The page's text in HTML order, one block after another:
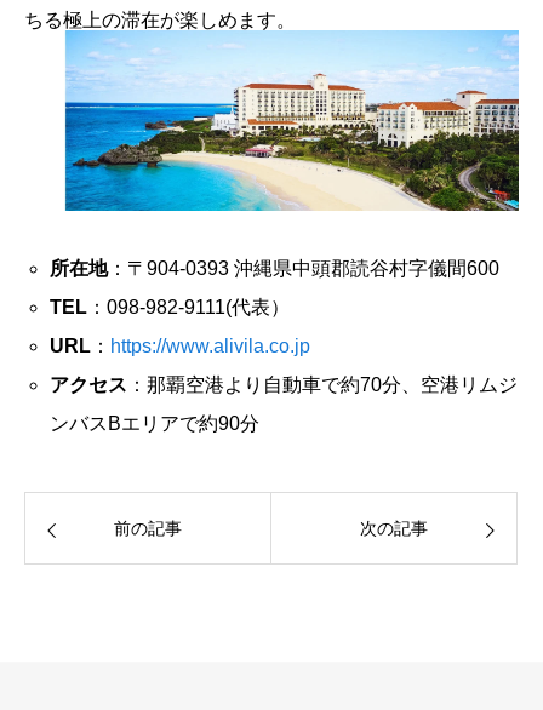
ちる極上の滞在が楽しめます。
所在地：〒904-0393 沖縄県中頭郡読谷村字儀間600
TEL：098-982-9111(代表）
URL： https://www.alivila.co.jp
アクセス ：那覇空港より自動車で約70分、空港リムジ
ンバスBエリアで約90分
前の記事 次の記事